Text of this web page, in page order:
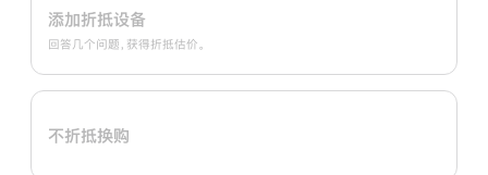
Trade
换
购
划：
添加折抵设备
回答几个问题，获得折抵估价。
不折抵换购